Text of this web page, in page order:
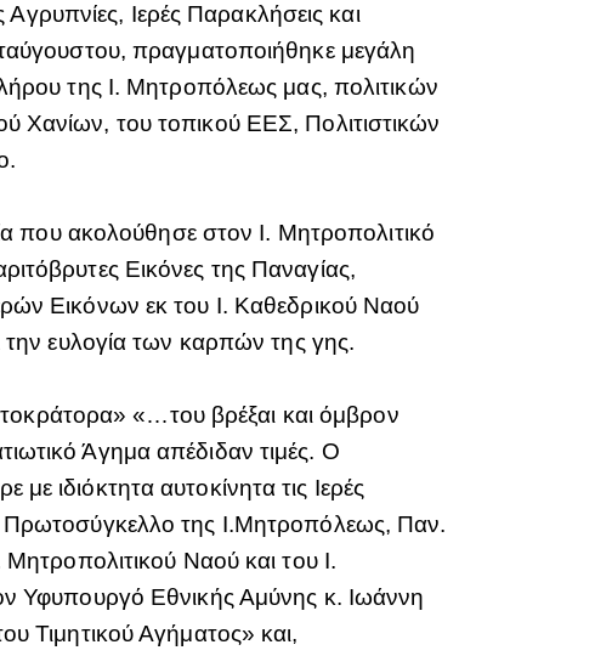
Ιερές Παρακλήσεις και
πραγματοποιήθηκε μεγάλη
της Ι. Μητροπόλεως μας, πολιτικών
Χανίων, του τοπικού ΕΕΣ, Πολιτιστικών
που ακολούθησε στον Ι. Μητροπολιτικό
Εικόνες της Παναγίας,
Εικόνων εκ του Ι. Καθεδρικού Ναού
ευλογία των καρπών της γης.
«…του βρέξαι και όμβρον
Άγημα απέδιδαν τιμές. Ο
ιδιόκτητα αυτοκίνητα τις Ιερές
Πρωτοσύγκελλο της Ι.Μητροπόλεως, Παν.
Ναού και του Ι.
Υφυπουργό Εθνικής Αμύνης κ. Ιωάννη
Τιμητικού Αγήματος» και,